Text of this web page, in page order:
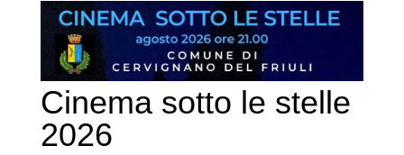
Cinema sotto le stelle
2026